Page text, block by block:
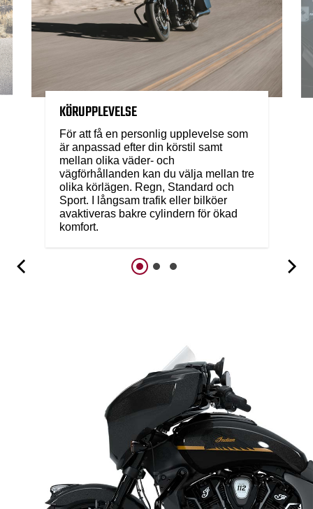
KÖRUPPLEVELSE
För att få en personlig upplevelse som
är anpassad efter din körstil samt
mellan olika väder- och
vägförhållanden kan du välja mellan tre
olika körlägen. Regn, Standard och
Sport. I långsam trafik eller bilköer
avaktiveras bakre cylindern för ökad
komfort.